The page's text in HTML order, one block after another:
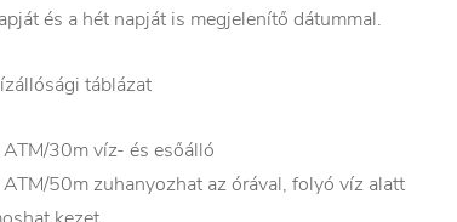
és a hét napját is megjelenítő dátummal.
táblázat
30m víz- és esőálló
50m zuhanyozhat az órával, folyó víz alatt